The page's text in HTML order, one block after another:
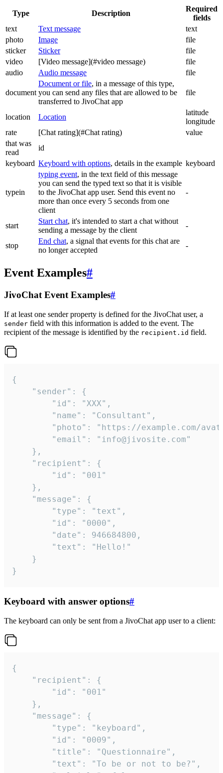
Type Description
Required
fields
text
Text message
text
photo
Image
file
sticker
Sticker
file
video
[Video message](#video message)
file
audio
Audio message file
document
Document or file, in a message of this type,
you can send any files that are allowed to be
transferred to JivoChat app
file
location Location
latitude
longitude
rate
[Chat rating](#Chat rating)
value
that was
read
id
keyboard Keyboard with options, details in the example keyboard
typein
typing event, in the text field of this message
you can send the typed text so that it is visible
to the JivoChat app user. Send this event no
more than once every 5 seconds from one
client
-
start
Start chat, it's intended to start a chat without
sending a message by the client
-
stop
End chat, a signal that events for this chat are
no longer accepted
-
Event Examples#
JivoChat Event Examples#
If at least one sender property is defined for the JivoChat user, a
sender field with this information is added to the event. The
recipient of the message is identified by the recipient.id field.
{
}
Keyboard with answer options#
The keyboard can only be sent from a JivoChat app user to a client:
{